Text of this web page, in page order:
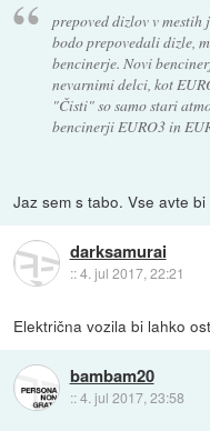
prepoved dizlov v
bodo prepovedali dizle,
bencinerje. Novi
nevarnimi delci, kot
"Čisti" so samo stari
bencinerji EURO3 in
Jaz sem s tabo. Vse avte
darksamurai
::4. jul 2017, 22:21
Električna vozila bi lahko
bambam20
::4. jul 2017, 23:58